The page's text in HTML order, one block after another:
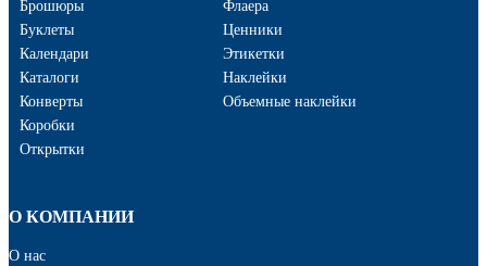
Брошюры
Буклеты
Календари
Каталоги
Конверты
Коробки
Открытки
Флаера
Ценники
Этикетки
Наклейки
Объемные наклейки
О КОМПАНИИ
О нас